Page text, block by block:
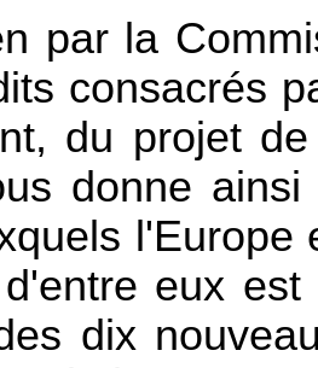
par la
consacrés
du projet
donne
l'Europe
eux
dix